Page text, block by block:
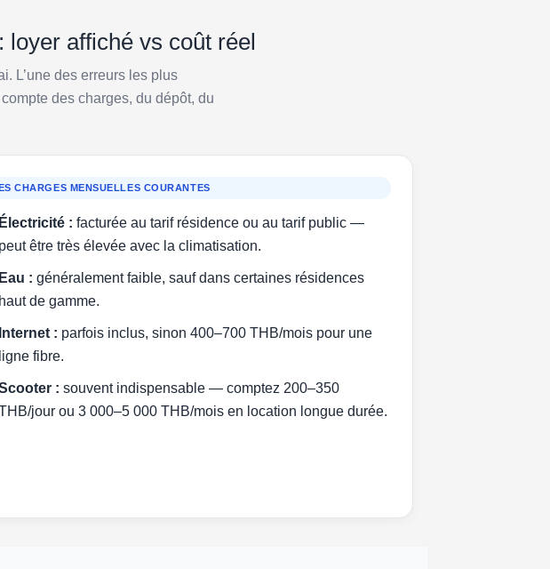
affiché vs coût réel
L’une des erreurs les plus
des charges, du dépôt, du
CHARGES MENSUELLES COURANTES
Électricité : facturée au tarif résidence ou au tarif public —
peut être très élevée avec la climatisation.
Eau : généralement faible, sauf dans certaines résidences
haut de gamme.
Internet : parfois inclus, sinon 400–700 THB/mois pour une
ligne fibre.
: souvent indispensable — comptez 200–350
jour ou 3 000–5 000 THB/mois en location longue durée.